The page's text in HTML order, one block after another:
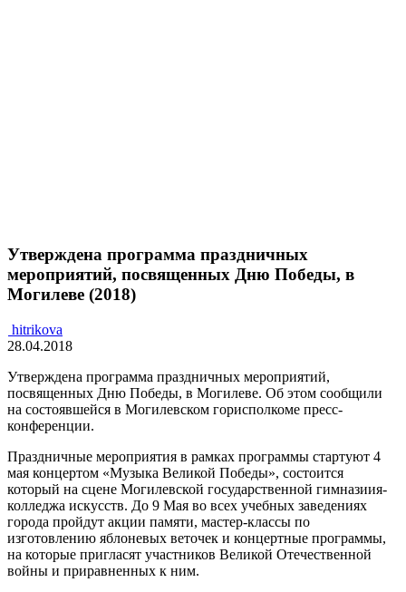
Утверждена программа праздничных
мероприятий, посвященных Дню Победы, в
Могилеве (2018)
hitrikova
28.04.2018
Утверждена программа праздничных мероприятий,
посвященных Дню Победы, в Могилеве. Об этом сообщили
на состоявшейся в Могилевском горисполкоме пресс-
конференции.
Праздничные мероприятия в рамках программы стартуют 4
мая концертом «Музыка Великой Победы», состоится
который на сцене Могилевской государственной гимназиия-
колледжа искусств. До 9 Мая во всех учебных заведениях
города пройдут акции памяти, мастер-классы по
изготовлению яблоневых веточек и концертные программы,
на которые пригласят участников Великой Отечественной
войны и приравненных к ним.